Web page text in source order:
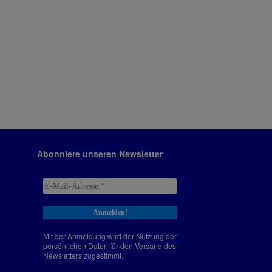
Abonniere unseren Newsletter
Mit der Anmeldung wird der Nutzung der
persönlichen Daten für den Versand des
Newsletters zugestimmt.